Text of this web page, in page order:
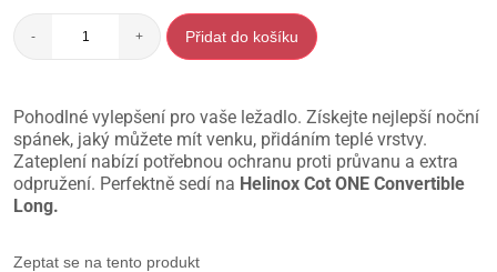
- + Přidat do košíku
Pohodlné vylepšení pro vaše ležadlo. Získejte nejlepší noční
spánek, jaký můžete mít venku, přidáním teplé vrstvy.
Zateplení nabízí potřebnou ochranu proti průvanu a extra
odpružení. Perfektně sedí na Helinox Cot ONE Convertible
Long.
Zeptat se na tento produkt